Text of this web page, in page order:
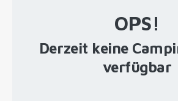
OPS!
Derzeit keine
verfügbar